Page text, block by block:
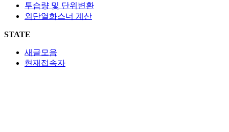
투습량 및 단위변환
외단열화스너 계산
STATE
새글모음
현재접속자